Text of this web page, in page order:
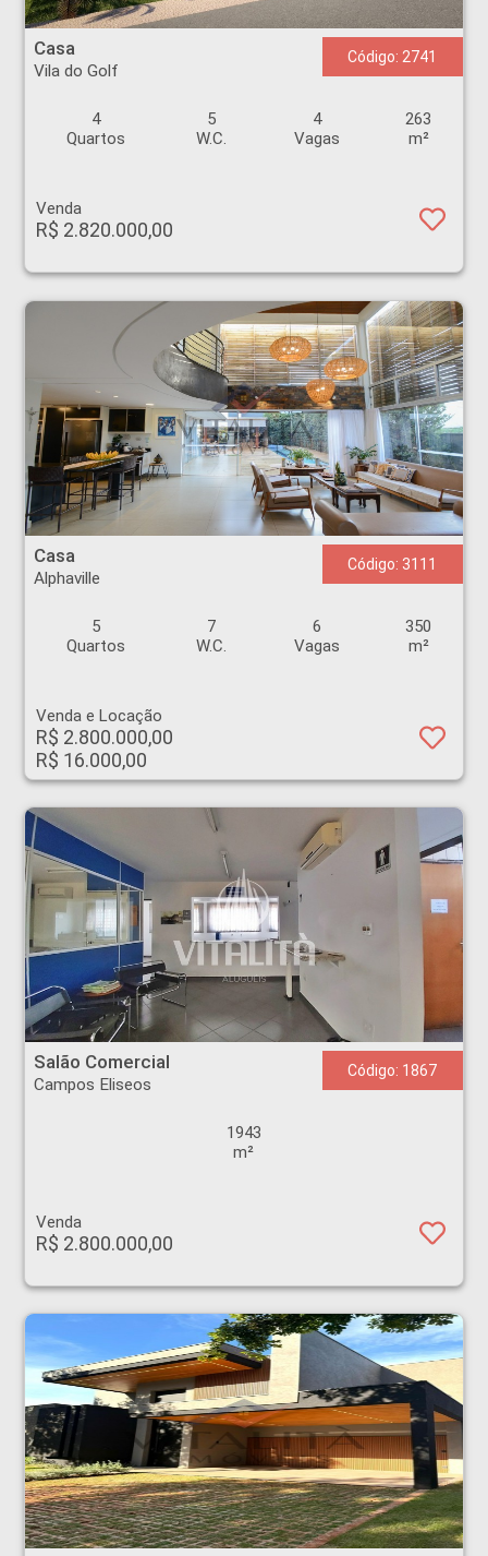
Casa - Vila do Golf - Ribeirão Preto
Casa
Vila do Golf
Código: 2741
4
Quartos
5
W.C.
4
Vagas
263
m²
Venda
R$ 2.820.000,00
Casa - Alphaville - Ribeirão Preto
Casa
Alphaville
Código: 3111
5
Quartos
7
W.C.
6
Vagas
350
m²
Venda e Locação
R$ 2.800.000,00
R$ 16.000,00
Salão Comercial - Campos Eliseos - Ribeirão Preto
Salão Comercial
Campos Eliseos
Código: 1867
1943
m²
Venda
R$ 2.800.000,00
Casa - Alphaville - Ribeirão Preto